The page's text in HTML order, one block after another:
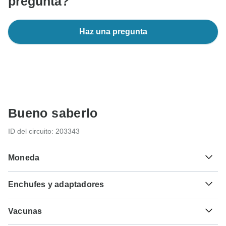
Haz una pregunta
Bueno saberlo
ID del circuito: 203343
Moneda
R Rand
Sudáfrica
Enchufes y adaptadores
Vacunas